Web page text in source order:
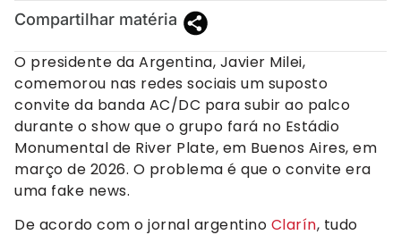
Compartilhar matéria
O presidente da Argentina, Javier Milei,
comemorou nas redes sociais um suposto
convite da banda AC/DC para subir ao palco
durante o show que o grupo fará no Estádio
Monumental de River Plate, em Buenos Aires, em
março de 2026. O problema é que o convite era
uma fake news.
De acordo com o jornal argentino Clarín, tudo